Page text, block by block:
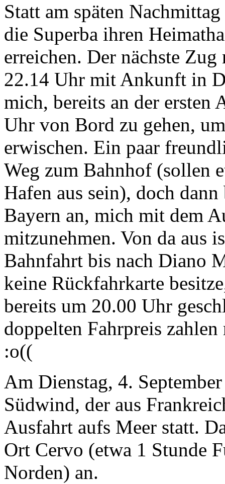
Statt am späten
die Superba ihren
erreichen. Der nächste
22.14 Uhr mit Ankunft in
mich, bereits an der ersten
Uhr von Bord zu gehen,
erwischen. Ein paar
Weg zum Bahnhof (sollen
Hafen aus sein), doch
Bayern an, mich mit dem
mitzunehmen. Von da aus
Bahnfahrt bis nach Diano
keine Rückfahrkarte
bereits um 20.00 Uhr
doppelten Fahrpreis
:o((
Am Dienstag, 4.
Südwind, der aus
Ausfahrt aufs Meer statt.
Ort Cervo (etwa 1 Stunde
Norden) an.